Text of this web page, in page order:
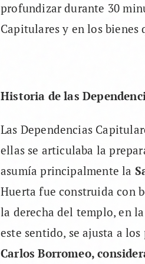
profundizar durante 30
Capitulares y en los bienes
Historia de las
Las Dependencias
ellas se articulaba la
asumía principalmente la
Huerta fue construida con
la derecha del templo, en
este sentido, se ajusta a
Carlos Borromeo,